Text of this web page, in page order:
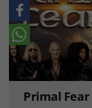
Primal Fear